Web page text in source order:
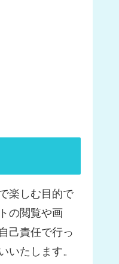
楽しむ目的で
の閲覧や画
己責任で行っ
いたします。